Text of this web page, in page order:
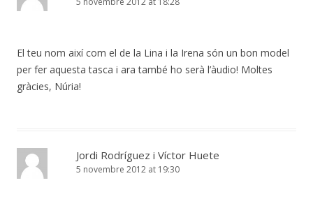
El teu nom així com el de la Lina i la Irena són un bon model
per fer aquesta tasca i ara també ho serà l’àudio! Moltes
gràcies, Núria!
Jordi Rodríguez i Víctor Huete
5 novembre 2012 at 19:30